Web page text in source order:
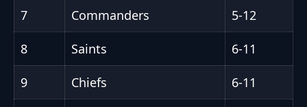
7 Commanders 5-12
8 Saints 6-11
9 Chiefs 6-11